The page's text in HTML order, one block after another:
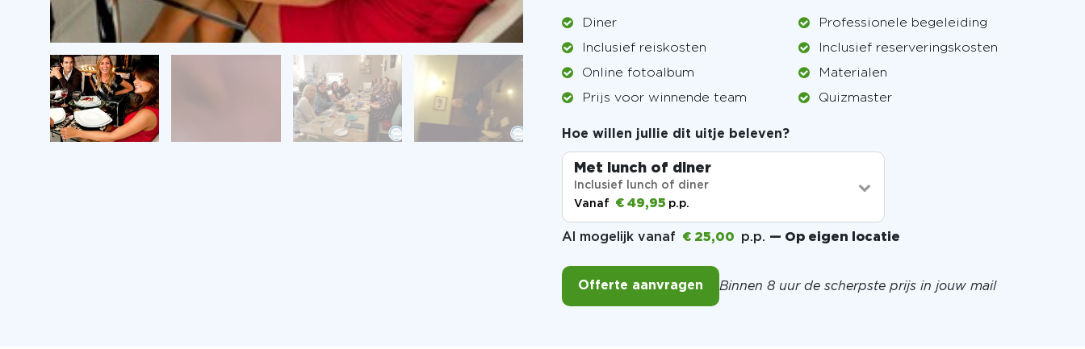
Diner Professionele begeleiding
Inclusief reiskosten Inclusief reserveringskosten
Online fotoalbum Materialen
Prijs voor winnende team Quizmaster
Hoe willen jullie dit uitje beleven?
Met lunch of diner
Inclusief lunch of diner
Vanaf
€ 49,95 p.p.
Al mogelijk vanaf € 25,00 p.p. — Op eigen locatie
Offerte aanvragen Binnen 8 uur de scherpste prijs in jouw mail